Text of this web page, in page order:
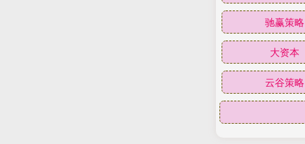
驰赢策略
大资本
云谷策略